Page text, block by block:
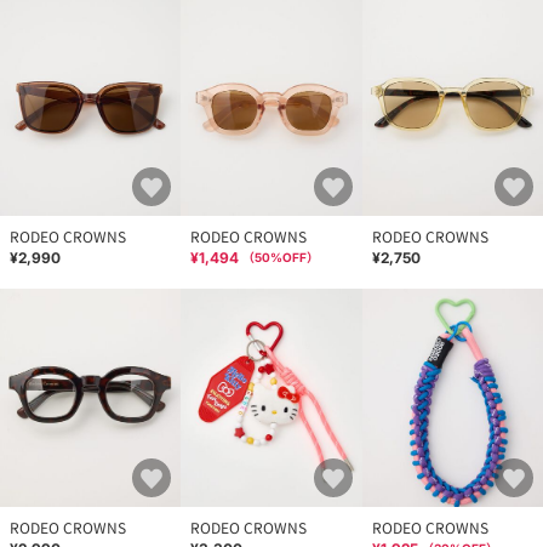
RODEO CROWNS
¥2,990
RODEO CROWNS
¥1,494 （50%OFF）
RODEO CROWNS
¥2,750
RODEO CROWNS RODEO CROWNS RODEO CROWNS